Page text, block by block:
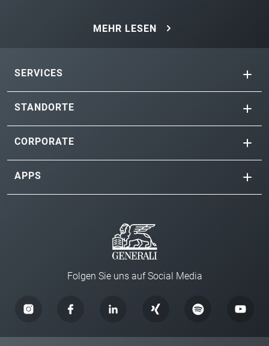
MEHR LESEN
SERVICES
STANDORTE
CORPORATE
APPS
Folgen Sie uns auf Social Media